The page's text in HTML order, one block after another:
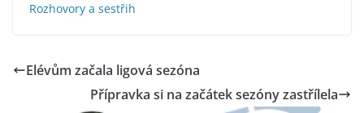
Rozhovory a sestřih
Elévům začala ligová sezóna
Přípravka si na začátek sezóny zastřílela